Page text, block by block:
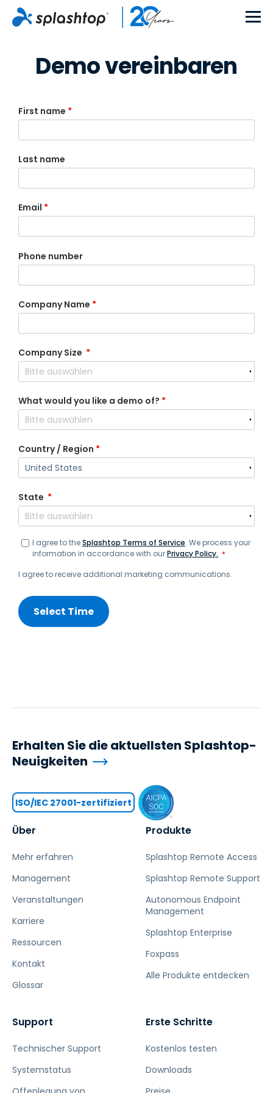
Demo vereinbaren
First name *
Last name
Email *
Phone number
Company Name *
Company Size *
What would you like a demo of? *
Country / Region *
State *
I agree to theSplashtop Terms of Service. We process your
information in accordance with ourPrivacy Policy. *
I agree to receive additional marketing communications.
Über
Mehr erfahren
Management
Veranstaltungen
Karriere
Ressourcen
Kontakt
Glossar
Produkte
Splashtop Remote Access
Splashtop Remote Support
Autonomous Endpoint
Management
Splashtop Enterprise
Foxpass
Alle Produkte entdecken
Support
Technischer Support
Systemstatus
Erste Schritte
Kostenlos testen
Downloads
Erhalten Sie die aktuellsten Splashtop-
Neuigkeiten
ISO/IEC 27001-zertifiziert